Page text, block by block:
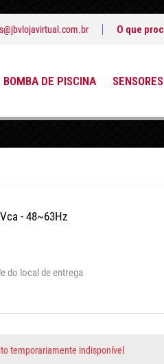
BOMBA DE PISCINA SENSORES
- 48~63Hz
do local de entrega
temporariamente indisponível